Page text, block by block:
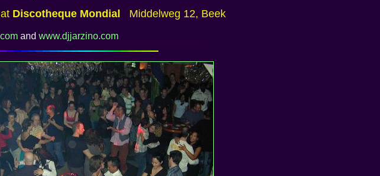
Discotheque Mondial Middelweg 12, Beek
and www.djjarzino.com